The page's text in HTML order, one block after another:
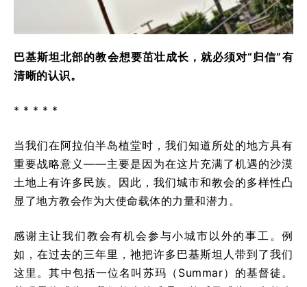
巴基斯坦北部的教会想要茁壮成长，就必须对“归信”有
清晰的认识。
* * * * *
当我们在阿拉伯半岛植堂时，我们知道所处的地方具有
重要战略意义——主要是因为在这片充满了机遇的沙漠
土地上有许多民族。因此，我们城市和教会的多样性凸
显了地方教会作为大使命载体的力量和潜力。
感谢主让我们教会有机会参与小城市以外的事工。例
如，在过去的三年里，祂把许多巴基斯坦人带到了我们
这里。其中包括一位名叫苏玛（Summar）的基督徒。